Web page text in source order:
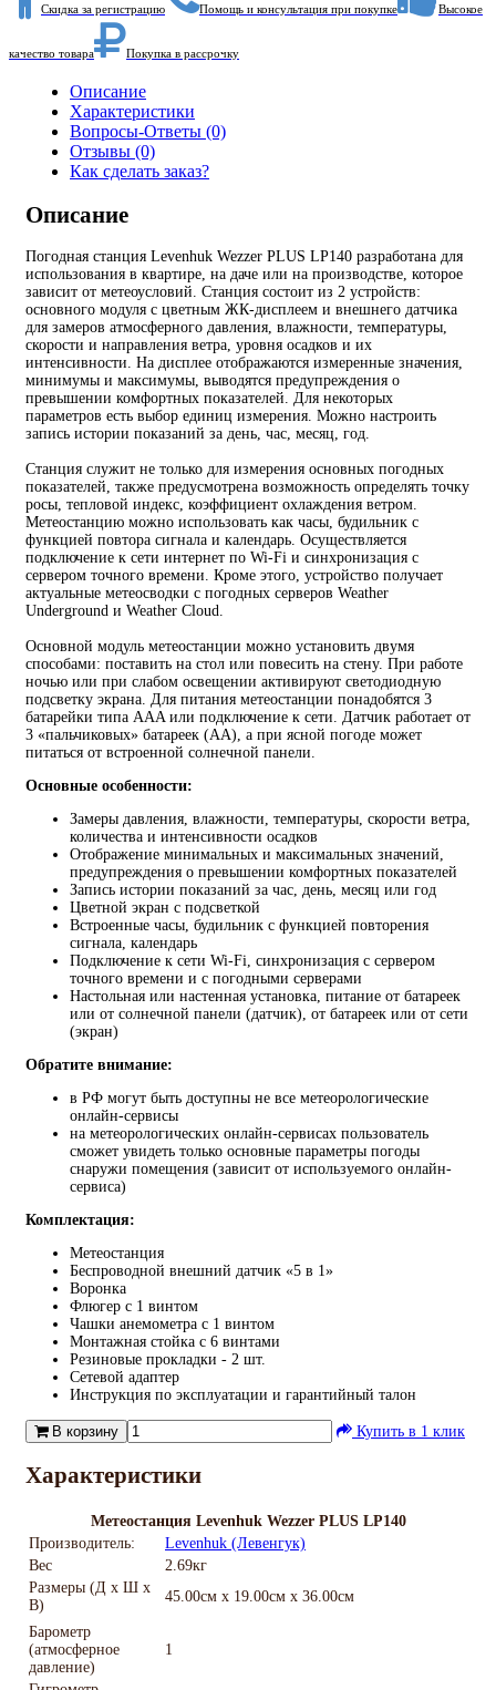
Скидка за регистрацию Помощь и консультация при покупке Высокое
качество товара Покупка в рассрочку
Описание
Характеристики
Вопросы-Ответы (0)
Отзывы (0)
Как сделать заказ?
Описание
Погодная станция Levenhuk Wezzer PLUS LP140 разработана для
использования в квартире, на даче или на производстве, которое
зависит от метеоусловий. Станция состоит из 2 устройств:
основного модуля с цветным ЖК-дисплеем и внешнего датчика
для замеров атмосферного давления, влажности, температуры,
скорости и направления ветра, уровня осадков и их
интенсивности. На дисплее отображаются измеренные значения,
минимумы и максимумы, выводятся предупреждения о
превышении комфортных показателей. Для некоторых
параметров есть выбор единиц измерения. Можно настроить
запись истории показаний за день, час, месяц, год.
Станция служит не только для измерения основных погодных
показателей, также предусмотрена возможность определять точку
росы, тепловой индекс, коэффициент охлаждения ветром.
Метеостанцию можно использовать как часы, будильник с
функцией повтора сигнала и календарь. Осуществляется
подключение к сети интернет по Wi-Fi и синхронизация с
сервером точного времени. Кроме этого, устройство получает
актуальные метеосводки с погодных серверов Weather
Underground и Weather Cloud.
Основной модуль метеостанции можно установить двумя
способами: поставить на стол или повесить на стену. При работе
ночью или при слабом освещении активируют светодиодную
подсветку экрана. Для питания метеостанции понадобятся 3
батарейки типа AAA или подключение к сети. Датчик работает от
3 «пальчиковых» батареек (AA), а при ясной погоде может
питаться от встроенной солнечной панели.
Основные особенности:
Замеры давления, влажности, температуры, скорости ветра,
количества и интенсивности осадков
Отображение минимальных и максимальных значений,
предупреждения о превышении комфортных показателей
Запись истории показаний за час, день, месяц или год
Цветной экран с подсветкой
Встроенные часы, будильник с функцией повторения
сигнала, календарь
Подключение к сети Wi-Fi, синхронизация с сервером
точного времени и с погодными серверами
Настольная или настенная установка, питание от батареек
или от солнечной панели (датчик), от батареек или от сети
(экран)
Обратите внимание:
в РФ могут быть доступны не все метеорологические
онлайн-сервисы
на метеорологических онлайн-сервисах пользователь
сможет увидеть только основные параметры погоды
снаружи помещения (зависит от используемого онлайн-
сервиса)
Комплектация:
Метеостанция
Беспроводной внешний датчик «5 в 1»
Воронка
Флюгер с 1 винтом
Чашки анемометра с 1 винтом
Монтажная стойка с 6 винтами
Резиновые прокладки - 2 шт.
Сетевой адаптер
Инструкция по эксплуатации и гарантийный талон
В корзину Купить в 1 клик
Характеристики
Метеостанция Levenhuk Wezzer PLUS LP140
Производитель:
Levenhuk (Левенгук)
Вес
2.69кг
Размеры (Д х Ш х
В)
45.00см x 19.00см x 36.00см
Барометр
(атмосферное
давление)
1